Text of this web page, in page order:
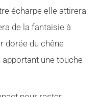
écharpe elle attirera
de la fantaisie à
dorée du chêne
une touche